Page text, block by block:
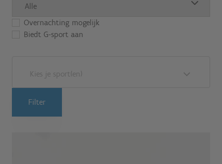
Overnachting mogelijk
Biedt G-sport aan
Kies je sport(en)
Filter